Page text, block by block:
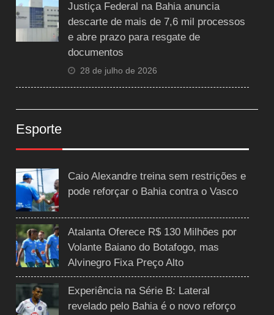
Justiça Federal na Bahia anuncia
descarte de mais de 7,6 mil processos
e abre prazo para resgate de
documentos
28 de julho de 2026
Esporte
Caio Alexandre treina sem restrições e
pode reforçar o Bahia contra o Vasco
Atalanta Oferece R$ 130 Milhões por
Volante Baiano do Botafogo, mas
Alvinegro Fixa Preço Alto
Experiência na Série B: Lateral
revelado pelo Bahia é o novo reforço